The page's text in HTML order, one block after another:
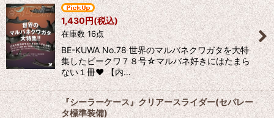
1,430円(税込)
在庫数 16点
BE-KUWA No.78 世界のマルバネクワガタを大特
集したビークワ７８号☆マルバネ好きにはたまら
ない１冊♥ 【内…
『シーラーケース』クリアースライダー(セパレー
タ標準装備)